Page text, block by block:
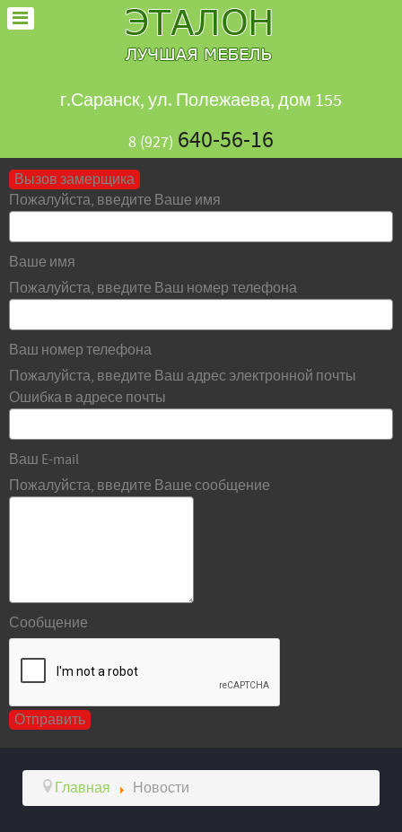
г.Саранск, ул. Полежаева, дом 155
8 (927) 640-56-16
Вызов замерщика
Пожалуйста, введите Ваше имя
Ваше имя
Пожалуйста, введите Ваш номер телефона
Ваш номер телефона
Пожалуйста, введите Ваш адрес электронной почты
Ошибка в адресе почты
Ваш E-mail
Пожалуйста, введите Ваше сообщение
Сообщение
Главная Новости